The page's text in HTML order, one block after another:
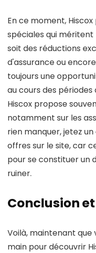
En ce moment,
spéciales qui
soit des réductions
d'assurance ou
toujours une
au cours des
Hiscox propose
notamment sur les
rien manquer, jetez
offres sur le site, car
pour se constituer un
ruiner.
Conclusion
Voilà, maintenant que
main pour découvrir